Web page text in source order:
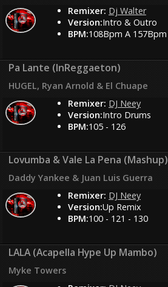
Remixer: Dj Walter
Version:Intro & Outro
BPM:108Bpm A 157Bpm
Pa Lante (InReggaeton)
HUGEL, Ryan Arnold & El Chuape
Remixer: DJ Neey
Version:Intro Drums
BPM:105 - 126
Lovumba & Vale La Pena (Mashup)
Daddy Yankee & Juan Luis Guerra
Remixer: DJ Neey
Version:Up Remix
BPM:100 - 121 - 130
LALA (Acapella Hype Up Mambo)
Myke Towers